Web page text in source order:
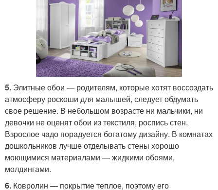
5. Элитные обои — родителям, которые хотят воссоздать
атмосферу роскоши для малышей, следует обдумать
свое решение. В небольшом возрасте ни мальчики, ни
девочки не оценят обои из текстиля, роспись стен.
Взрослое чадо порадуется богатому дизайну. В комнатах
дошкольников лучше отделывать стены хорошо
моющимися материалами — жидкими обоями,
молдингами.
6. Ковролин — покрытие теплое, поэтому его